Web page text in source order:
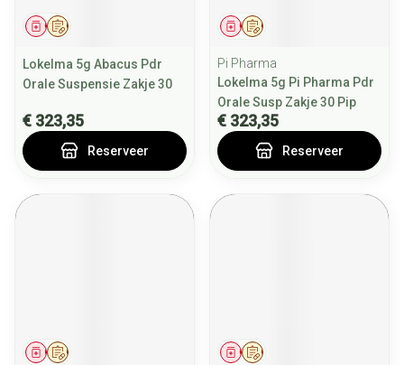
Op voorschrift
Geneesmiddel
Lokelma 5g Abacus Pdr
Orale Suspensie Zakje 30
€ 323,35
Reserveer
Op voorschrift
Geneesmiddel
Pi Pharma
Lokelma 5g Pi Pharma Pdr
Orale Susp Zakje 30 Pip
€ 323,35
Reserveer
Op voorschrift
Geneesmiddel Op voorschrift
Geneesmiddel